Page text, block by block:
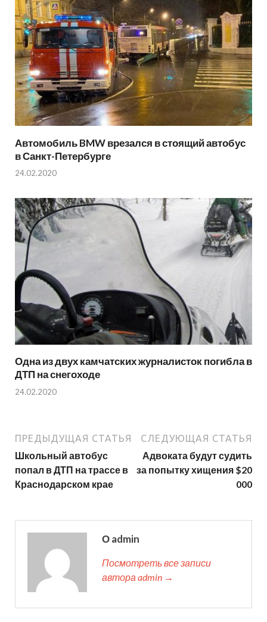
Автомобиль BMW врезался в стоящий автобус
в Санкт-Петербурге
24.02.2020
Одна из двух камчатских журналисток погибла в
ДТП на снегоходе
24.02.2020
ПРЕДЫДУЩАЯ СТАТЬЯ
Школьный автобус
попал в ДТП на трассе в
Краснодарском крае
СЛЕДУЮЩАЯ СТАТЬЯ
Адвоката будут судить
за попытку хищения $20
000
О admin
Посмотреть все записи
автора admin →